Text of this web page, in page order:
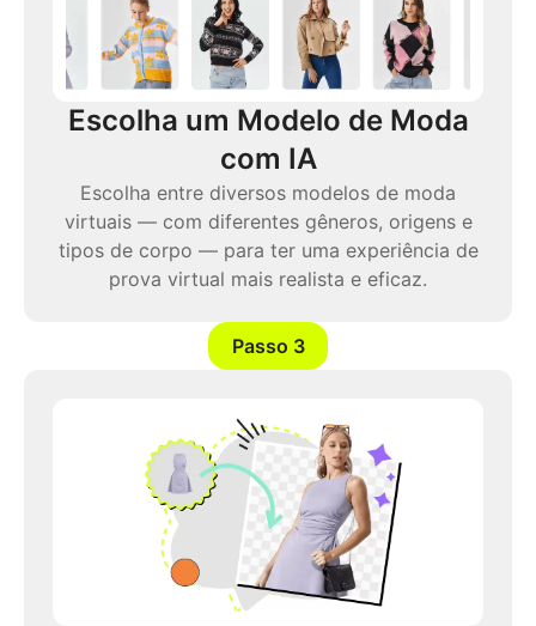
Escolha um Modelo de Moda
com IA
Escolha entre diversos modelos de moda
virtuais — com diferentes gêneros, origens e
tipos de corpo — para ter uma experiência de
prova virtual mais realista e eficaz.
Passo 3